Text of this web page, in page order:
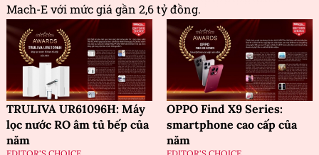
Mach-E với mức giá gần 2,6 tỷ đồng.
TRULIVA UR61096H: Máy
lọc nước RO âm tủ bếp của
năm
OPPO Find X9 Series:
smartphone cao cấp của
năm